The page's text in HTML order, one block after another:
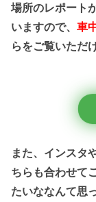
場所のレポート
いますので、 車
らをご覧いただ
また、インスタ
ちらも合わせて
たいななんて思